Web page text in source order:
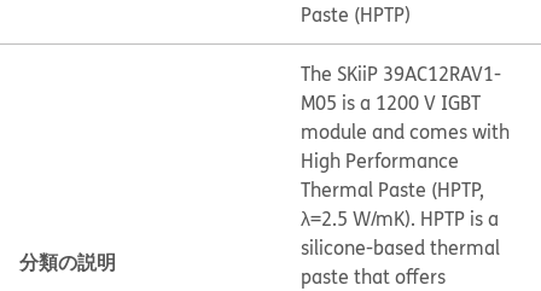
Paste (HPTP)
分類の説明
The SKiiP 39AC12RAV1-
M05 is a 1200 V IGBT
module and comes with
High Performance
Thermal Paste (HPTP,
λ=2.5 W/mK). HPTP is a
silicone-based thermal
paste that offers